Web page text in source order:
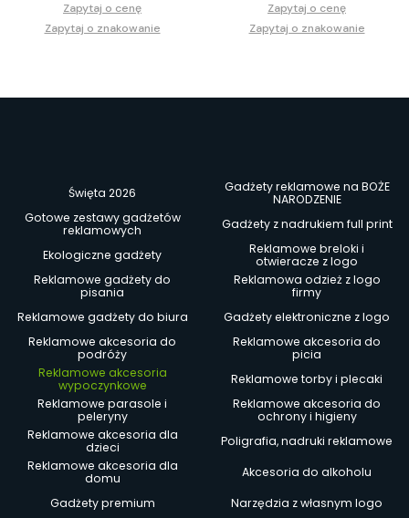
Zapytaj o cenę
Zapytaj o znakowanie
Zapytaj o cenę
Zapytaj o znakowanie
Święta 2026
Gadżety reklamowe na BOŻE
NARODZENIE
Gotowe zestawy gadżetów
reklamowych
Gadżety z nadrukiem full print
Ekologiczne gadżety
Reklamowe breloki i
otwieracze z logo
Reklamowe gadżety do
pisania
Reklamowa odzież z logo
firmy
Reklamowe gadżety do biura
Gadżety elektroniczne z logo
Reklamowe akcesoria do
podróży
Reklamowe akcesoria do
picia
Reklamowe akcesoria
wypoczynkowe
Reklamowe torby i plecaki
Reklamowe parasole i
peleryny
Reklamowe akcesoria do
ochrony i higieny
Reklamowe akcesoria dla
dzieci
Poligrafia, nadruki reklamowe
Reklamowe akcesoria dla
domu
Akcesoria do alkoholu
Gadżety premium
Narzędzia z własnym logo